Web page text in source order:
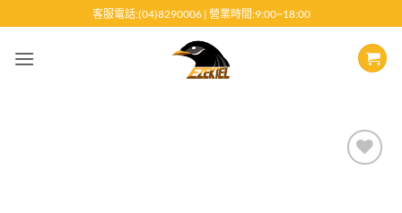
至
客服電話:(04)8290006 | 營業時間:9:00~18:00